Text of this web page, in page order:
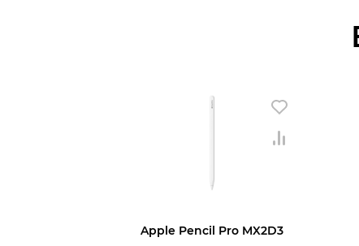
Apple Pencil Pro MX2D3